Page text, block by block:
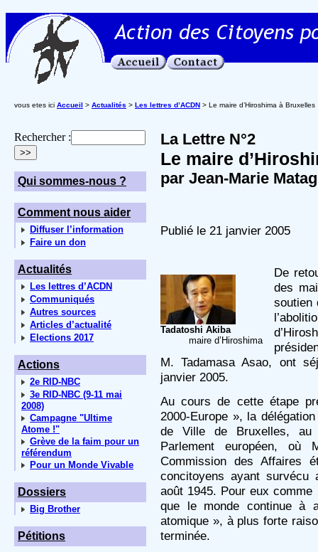
vous etes ici Accueil > Actualités > Les lettres d’ACDN > Le maire d’Hiroshima à Bruxelles
Rechercher :
Qui sommes-nous ?
Comment nous aider
Diffuser l’information
Faire un don
Actualités
Les lettres d’ACDN
Communiqués
Autres sources
Articles d’actualité
Elections 2017
Actions
2e RID-NBC
3e RID-NBC (9-11 mai
2008)
Campagne "Ultime
Atome !"
Grève de la faim pour un
référendum
Pour un Monde Vivable
Dossiers
Big Brother
Pétitions
La Lettre N°2
Le maire
par Jean-Marie
Publié le 21 janvier 2005
Tadatoshi Akiba
maire d’Hiroshima
De
des
soutien
M. Tadamasa Asao, ont
janvier 2005.
Au cours de cette étape
2000-Europe », la
de Ville de Bruxelles, au
Parlement européen,
Commission des Affaires
concitoyens ayant survécu
août 1945. Pour eux
que le monde continue à
atomique », à plus forte
terminée.